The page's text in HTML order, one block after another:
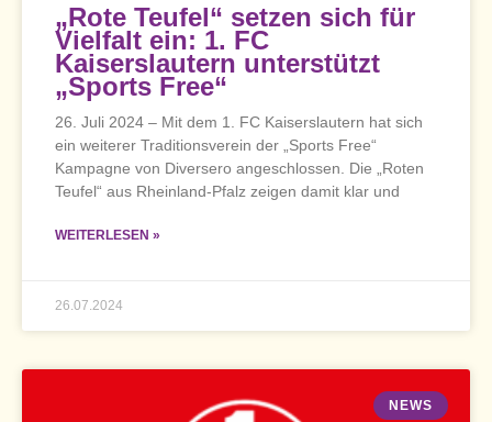
„Rote Teufel“ setzen sich für
Vielfalt ein: 1. FC
Kaiserslautern unterstützt
„Sports Free“
26. Juli 2024 – Mit dem 1. FC Kaiserslautern hat sich
ein weiterer Traditionsverein der „Sports Free“
Kampagne von Diversero angeschlossen. Die „Roten
Teufel“ aus Rheinland-Pfalz zeigen damit klar und
WEITERLESEN »
26.07.2024
NEWS